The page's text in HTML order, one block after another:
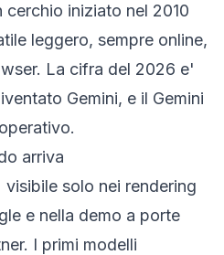
iniziato nel 2010
leggero, sempre online,
La cifra del 2026 e'
Gemini, e il Gemini
arriva
solo nei rendering
e nella demo a porte
I primi modelli